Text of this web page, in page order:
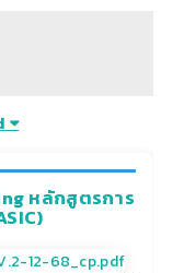
หลักสูตรการ